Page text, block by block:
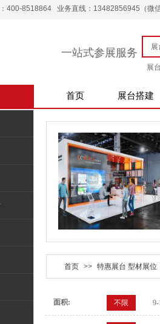
400-8518864 业务直线：13482856945（微
一站式参展服务
展
首页 展台搭建
首页 >> 特惠展台 型材展位
面积: 不限